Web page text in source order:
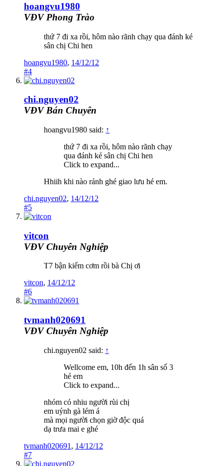
hoangvu1980
VĐV Phong Trào
thứ 7 đi xa rồi, hôm nào rãnh chạy qua đánh ké
sân chị Chi hen
hoangvu1980, 14/12/12
#4
chi.nguyen02
VĐV Bán Chuyên
hoangvu1980 said: ↑
thứ 7 đi xa rồi, hôm nào rãnh chạy
qua đánh ké sân chị Chi hen
Click to expand...
Hhiih khi nào rảnh ghé giao lưu hé em.
chi.nguyen02, 14/12/12
#5
vitcon
VĐV Chuyên Nghiệp
T7 bận kiếm cơm rồi bà Chị ơi
vitcon, 14/12/12
#6
tvmanh020691
VĐV Chuyên Nghiệp
chi.nguyen02 said: ↑
Wellcome em, 10h đến 1h sân số 3
hé em
Click to expand...
nhóm có nhiu người rùi chị
em uýnh gà lém á
mà mọi người chọn giờ độc quá
dạ trưa mai e ghé
tvmanh020691 , 14/12/12
#7